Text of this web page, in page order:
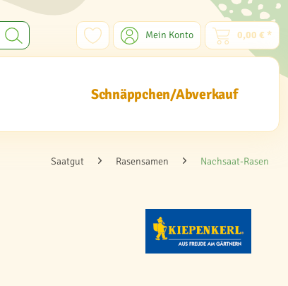
Mein Konto 0,00 € *
Schnäppchen/Abverkauf
Saatgut Rasensamen Nachsaat-Rasen